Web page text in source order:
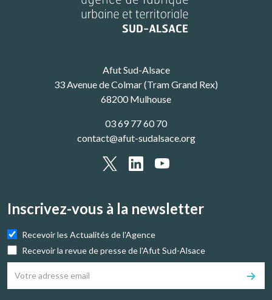
Afut Sud-Alsace
33 Avenue de Colmar (Tram Grand Rex)
68200 Mulhouse
03 69 77 60 70
contact@afut-sudalsace.org
Inscrivez-vous à la newsletter
Recevoir les Actualités de l'Agence
Recevoir la revue de presse de l'Afut Sud-Alsace